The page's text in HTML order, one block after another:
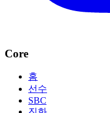
Core
홈
선수
SBC